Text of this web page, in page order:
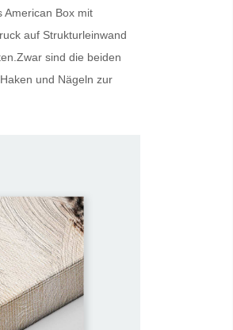
American Box mit
auf Strukturleinwand
sind die beiden
und Nägeln zur